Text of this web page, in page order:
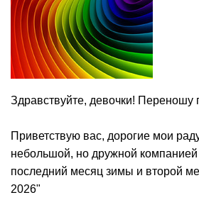
Здравствуйте, девочки! Переношу
Приветствую вас, дорогие мои
небольшой, но дружной компанией
последний месяц зимы и второй
2026"